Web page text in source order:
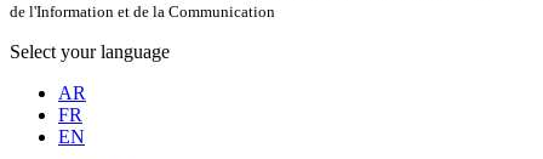
de l'Information et de la Communication
Select your language
AR
FR
EN